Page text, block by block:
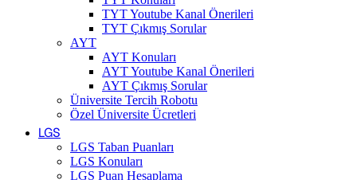
TYT Youtube Kanal Önerileri
TYT Çıkmış Sorular
AYT
AYT Konuları
AYT Youtube Kanal Önerileri
AYT Çıkmış Sorular
Üniversite Tercih Robotu
Özel Üniversite Ücretleri
LGS
LGS Taban Puanları
LGS Konuları
LGS Puan Hesaplama